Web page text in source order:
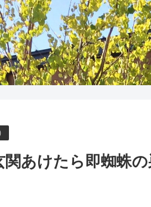
関あけたら即蜘蛛